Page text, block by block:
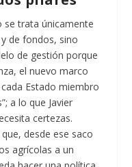
se trata únicamente
de fondos, sino
de gestión porque
el nuevo marco
Estado miembro
a lo que Javier
certezas.
desde ese saco
agrícolas a un